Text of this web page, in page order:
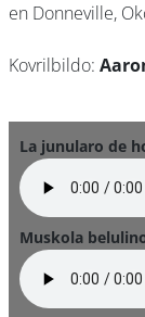
en Donneville,
Kovrilbildo:
La junularo de
Muskola